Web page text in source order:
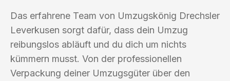
Das erfahrene Team von Umzugskönig Drechsler
Leverkusen sorgt dafür, dass dein Umzug
reibungslos abläuft und du dich um nichts
kümmern musst. Von der professionellen
Verpackung deiner Umzugsgüter über den